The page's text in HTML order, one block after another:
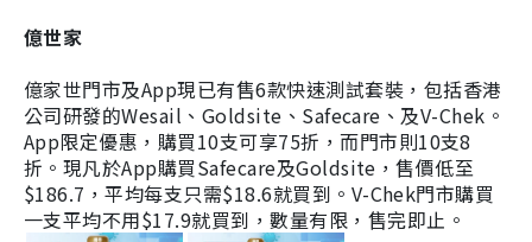
億世家
億家世門市及App現已有售6款快速測試套裝，包括香港
公司研發的Wesail、Goldsite、Safecare、及V-Chek。
App限定優惠，購買10支可享75折，而門市則10支8
折。現凡於App購買Safecare及Goldsite，售價低至
$186.7，平均每支只需$18.6就買到。V-Chek門市購買
一支平均不用$17.9就買到，數量有限，售完即止。